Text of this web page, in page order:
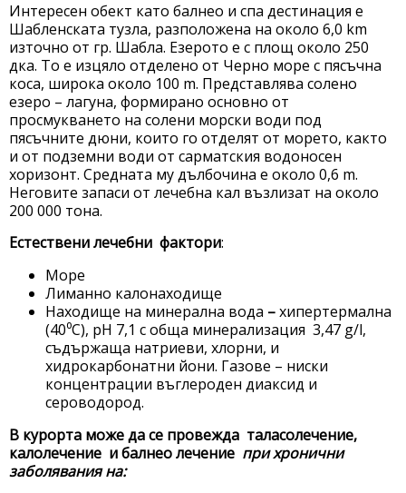
Интересен обект като балнео и спа дестинация е
Шабленската тузла, разположена на около 6,0 km
източно от гр. Шабла. Езерото е с площ около 250
дка. То е изцяло отделено от Черно море с пясъчна
коса, широка около 100 m. Представлява солено
езеро – лагуна, формирано основно от
просмукването на солени морски води под
пясъчните дюни, които го отделят от морето, както
и от подземни води от сарматския водоносен
хоризонт. Средната му дълбочина е около 0,6 m.
Неговите запаси от лечебна кал възлизат на около
200 000 тона.
Естествени лечебни фактори:
Море
Лиманно калонаходище
Находище на минерална вода –хипертермална
(40⁰С), рН 7,1 с обща минерализация 3,47 g/l,
съдържаща натриеви, хлорни, и
хидрокарбонатни йони. Газове – ниски
концентрации въглероден диаксид и
сероводород.
В курорта може да се провежда таласолечение,
калолечение и балнео лечение при хронични
заболявания на: